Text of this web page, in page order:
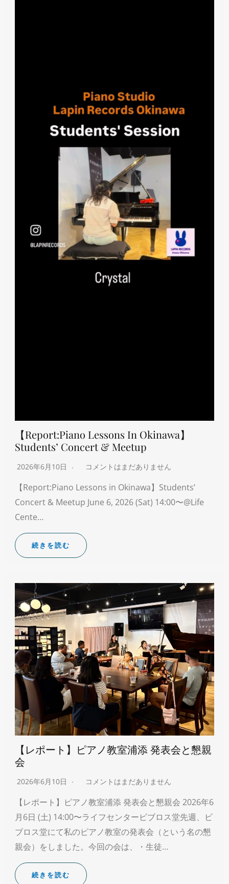
【Report:Piano Lessons In Okinawa】
Students’ Concert & Meetup
2026年6月10日 コメントはまだありません
【Report:Piano Lessons in Okinawa】Students’
Concert & Meetup June 6, 2026 (Sat) 14:00〜@Life
Cente…
続きを読む
【レポート】ピアノ教室浦添 発表会と懇親
会
2026年6月10日 コメントはまだありません
【レポート】ピアノ教室浦添 発表会と懇親会 2026年6
月6日 (土) 14:00〜ライフセンタービブロス堂先週、ビ
ブロス堂にて私のピアノ教室の発表会（という名の懇
親会）をしました。今回の会は、・生徒…
続きを読む